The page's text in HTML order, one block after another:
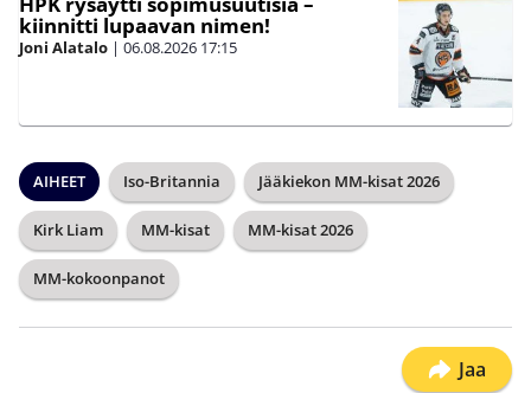
kiinnitti lupaavan nimen!
Joni Alatalo | 06.08.2026 17:15
AIHEET Iso-Britannia Jääkiekon MM-kisat 2026
Kirk Liam MM-kisat MM-kisat 2026
MM-kokoonpanot
Jaa